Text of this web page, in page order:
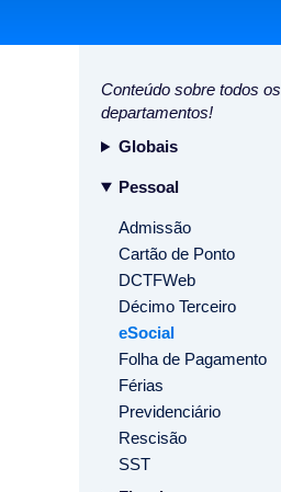
Conteúdo sobre todos os
departamentos!
Globais
Pessoal
Admissão
Cartão de Ponto
DCTFWeb
Décimo Terceiro
eSocial
Folha de Pagamento
Férias
Previdenciário
Rescisão
SST